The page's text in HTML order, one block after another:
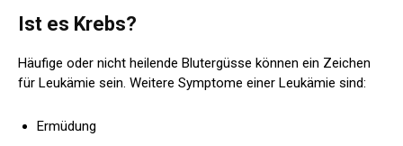
Ist es Krebs?
Häufige oder nicht heilende Blutergüsse können ein Zeichen
für Leukämie sein. Weitere Symptome einer Leukämie sind:
Ermüdung